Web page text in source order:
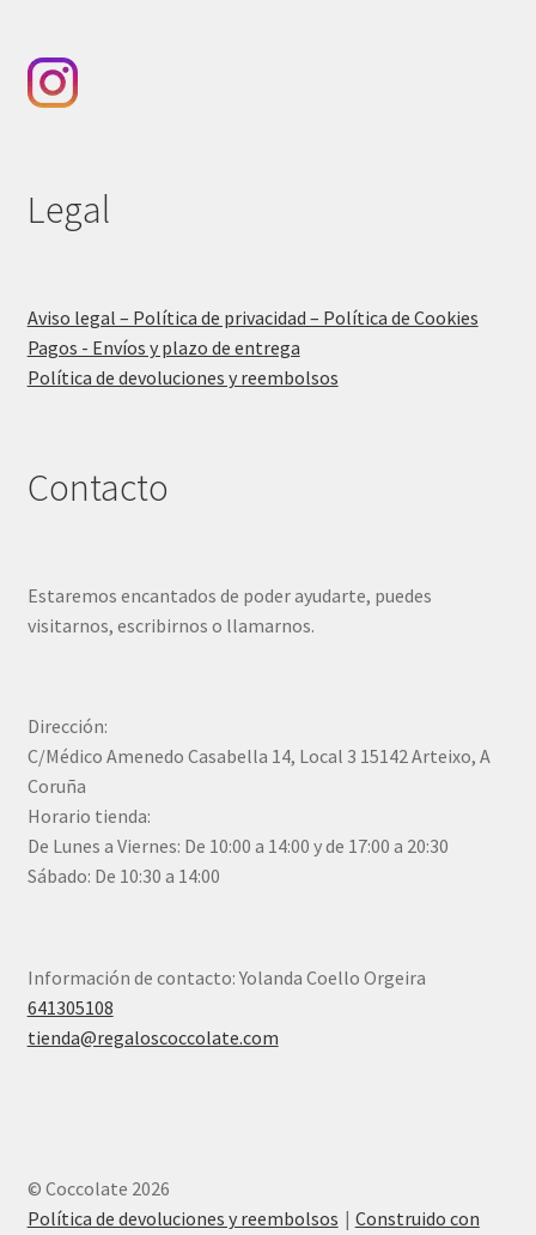
Legal
Aviso legal – Política de privacidad – Política de Cookies
Pagos - Envíos y plazo de entrega
Política de devoluciones y reembolsos
Contacto
Estaremos encantados de poder ayudarte, puedes
visitarnos, escribirnos o llamarnos.
Dirección:
C/Médico Amenedo Casabella 14, Local 3 15142 Arteixo, A
Coruña
Horario tienda:
De Lunes a Viernes: De 10:00 a 14:00 y de 17:00 a 20:30
Sábado: De 10:30 a 14:00
Información de contacto: Yolanda Coello Orgeira
641305108
tienda@regaloscoccolate.com
© Coccolate 2026
Política de devoluciones y reembolsos
Construido con